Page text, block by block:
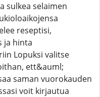
sulkea selaimen
reseptisi,
ja hinta
Lopuksi valitse
ett&auml;
saman vuorokauden
voit kirjautua